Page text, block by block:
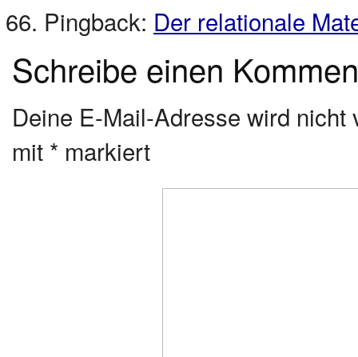
Pingback: Der relationale
Schreibe einen
Deine E-Mail-Adresse wird nicht
mit * markiert